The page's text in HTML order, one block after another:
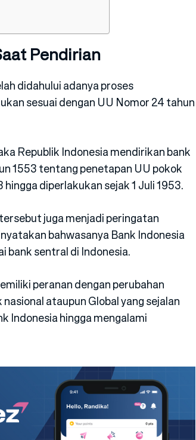
Pendirian
didahului adanya proses
sesuai dengan UU Nomor 24 tahun
Republik Indonesia mendirikan bank
1553 tentang penetapan UU pokok
diperlakukan sejak 1 Juli 1953.
juga menjadi peringatan
bahwasanya Bank Indonesia
bank sentral di Indonesia.
peranan dengan perubahan
ataupun Global yang sejalan
Indonesia hingga mengalami